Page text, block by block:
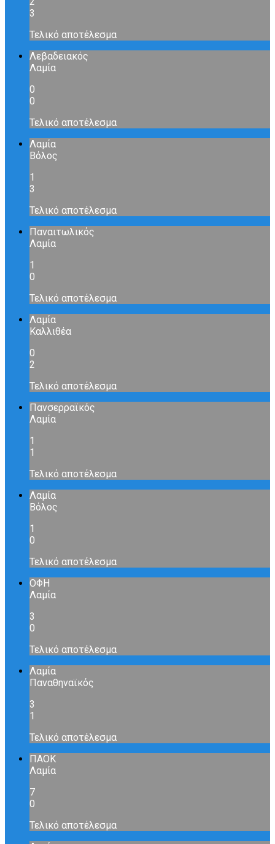
3
Τελικό αποτέλεσμα
Λεβαδειακός
Λαμία
0
0
Τελικό αποτέλεσμα
Λαμία
Βόλος
1
3
Τελικό αποτέλεσμα
Παναιτωλικός
Λαμία
1
0
Τελικό αποτέλεσμα
Λαμία
Καλλιθέα
0
2
Τελικό αποτέλεσμα
Πανσερραϊκός
Λαμία
1
1
Τελικό αποτέλεσμα
Λαμία
Βόλος
1
0
Τελικό αποτέλεσμα
ΟΦΗ
Λαμία
3
0
Τελικό αποτέλεσμα
Λαμία
Παναθηναϊκός
3
1
Τελικό αποτέλεσμα
ΠΑΟΚ
Λαμία
7
0
Τελικό αποτέλεσμα